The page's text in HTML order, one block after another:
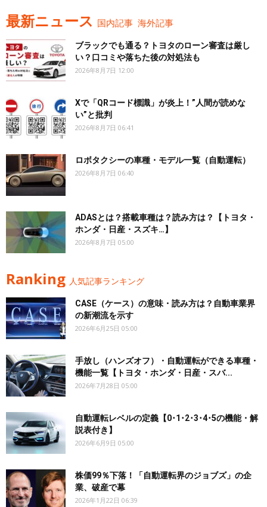
最新ニュース 国内記事 海外記事
ブラックでも通る？トヨタのローン審査は厳し
い？口コミや落ちた後の対処法も
2026年8月7日 12:00
Xで「QRコード標識」が炎上！”人間が読めな
い”と批判
2026年8月7日 06:41
ロボタクシーの車種・モデル一覧（自動運転）
2026年8月7日 06:40
ADASとは？搭載車種は？読み方は？【トヨタ・
ホンダ・日産・スズキ…】
2026年8月7日 05:00
Ranking 人気記事ランキング
CASE（ケース）の意味・読み方は？自動車業界
の新潮流を示す
2026年6月25日 05:00
手放し（ハンズオフ）・自動運転ができる車種・
機能一覧【トヨタ・ホンダ・日産・スバ...
2026年7月28日 05:00
自動運転レベルの定義【0･1･2･3･4･5の機能・解
説表付き】
2026年6月9日 05:00
株価99％下落！「自動運転界のジョブズ」の企
業、破産で幕
2026年1月22日 06:39